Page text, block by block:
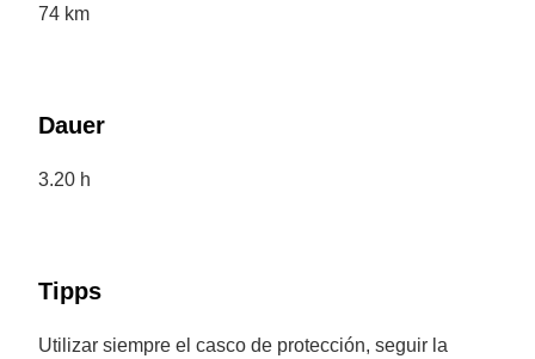
74 km
Dauer
3.20 h
Tipps
Utilizar siempre el casco de protección, seguir la